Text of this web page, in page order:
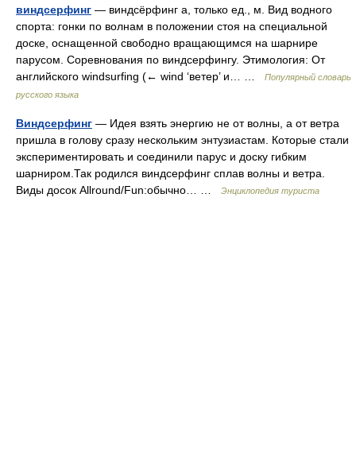
виндсерфинг — виндсёрфинг а, только ед., м. Вид водного
спорта: гонки по волнам в положении стоя на специальной
доске, оснащенной свободно вращающимся на шарнире
парусом. Соревнования по виндсерфингу. Этимология: От
английского windsurfing (← wind ‘ветер’ и… …
Популярный словарь
русского языка
Виндсерфинг — Идея взять энергию не от волны, а от ветра
пришла в голову сразу нескольким энтузиастам. Которые стали
экспериментировать и соединили парус и доску гибким
шарниром.Так родился виндсерфинг сплав волны и ветра.
Виды досок Allround/Fun:обычно… …
Энциклопедия туриста